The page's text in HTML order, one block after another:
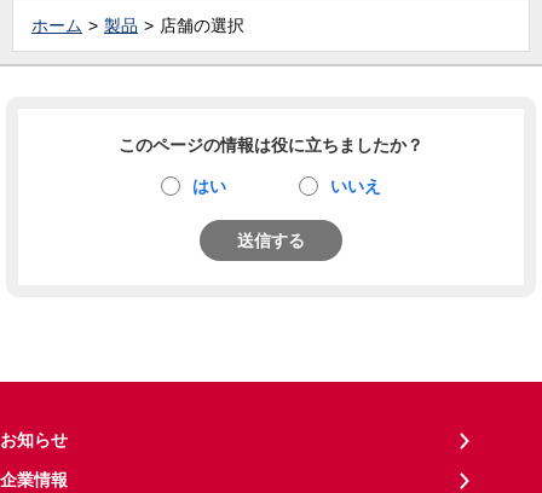
ホーム 製品 店舗の選択
このページの情報は役に立ちましたか？
はい いいえ
送信する
お知らせ
企業情報